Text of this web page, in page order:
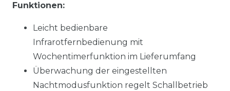
Funktionen:
Leicht bedienbare
Infrarotfernbedienung mit
Wochentimerfunktion im Lieferumfang
Überwachung der eingestellten
Nachtmodusfunktion regelt Schallbetrieb